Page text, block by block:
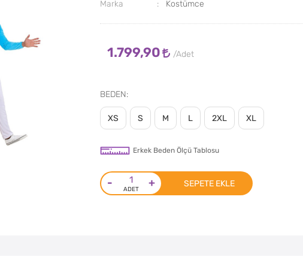
Marka Kostümce
1.799,90
BEDEN
XS S M L 2XL XL
Erkek Beden Ölçü Tablosu
- + SEPETE EKLE